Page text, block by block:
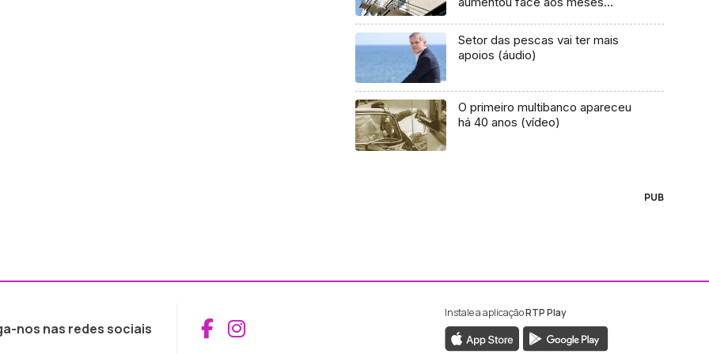
Setor das pescas vai ter mais
apoios (áudio)
O primeiro multibanco apareceu
há 40 anos (vídeo)
PUB
nos nas redes sociais Aceder ao Facebook da RTP Madeira
Aceder ao Instagram da RTP Madeira
Instale a aplicaçãoRTP Play